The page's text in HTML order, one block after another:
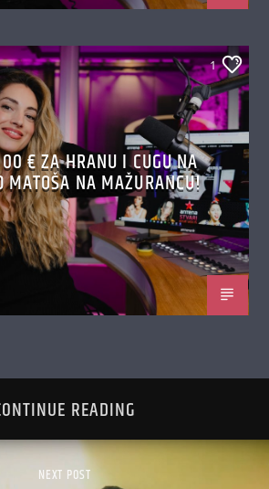
1
€ ZA HRANU I CUGU NA
MATOŠA NA MAŽURANCU!
READING
NEXT POST